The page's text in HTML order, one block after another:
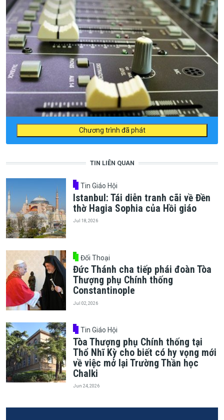
Chương trình đã phát
TIN LIÊN QUAN
Tin Giáo Hội
Istanbul: Tái diễn tranh cãi về Đền
thờ Hagia Sophia của Hồi giáo
Jul 18, 2026
Đối Thoại
Đức Thánh cha tiếp phái đoàn Tòa
Thượng phụ Chính thống
Constantinople
Jul 02, 2026
Tin Giáo Hội
Tòa Thượng phụ Chính thống tại
Thổ Nhĩ Kỳ cho biết có hy vọng mới
về việc mở lại Trường Thần học
Chalki
Jun 24, 2026